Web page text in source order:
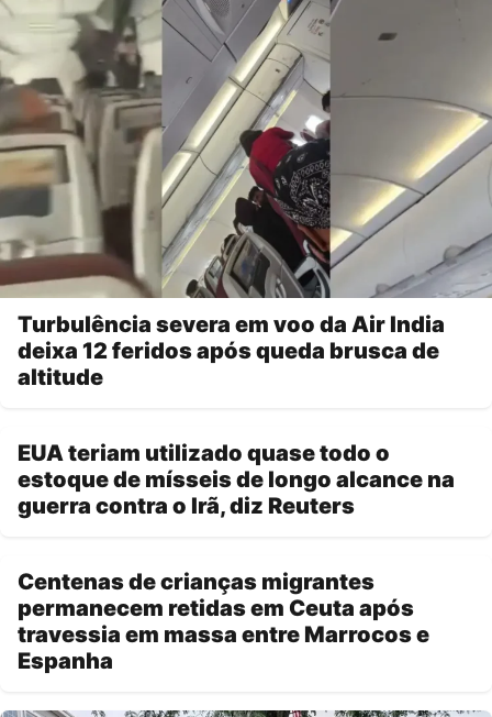
Turbulência severa em voo da Air India
deixa 12 feridos após queda brusca de
altitude
EUA teriam utilizado quase todo o
estoque de mísseis de longo alcance na
guerra contra o Irã, diz Reuters
Centenas de crianças migrantes
permanecem retidas em Ceuta após
travessia em massa entre Marrocos e
Espanha